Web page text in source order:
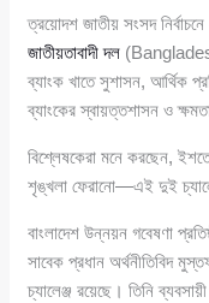
ত্রয়োদশ জাতীয় সংসদ
জাতীয়তাবাদী দল
ব্যাংক খাতে সুশাসন, আর্থিক
ব্যাংকের স্বায়ত্তশাসন ও
বিশ্লেষকেরা মনে করছেন,
শৃঙ্খলা ফেরানো—এই দুই
বাংলাদেশ উন্নয়ন গবেষণা
সাবেক প্রধান অর্থনীতিবিদ
চ্যালেঞ্জ রয়েছে। তিনি